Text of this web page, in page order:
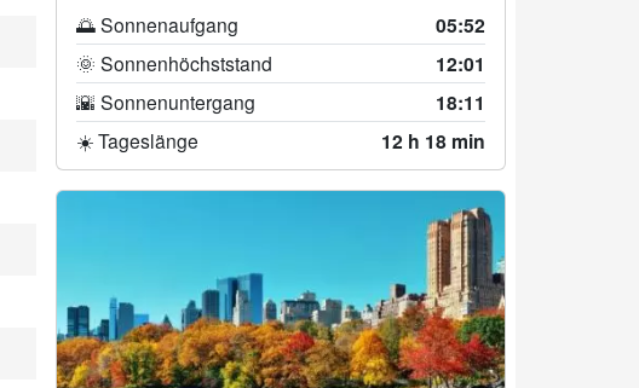
🌅 Sonnenaufgang 05:52
🌞 Sonnenhöchststand 12:01
🌇 Sonnenuntergang 18:11
☀️ Tageslänge 12 h 18 min